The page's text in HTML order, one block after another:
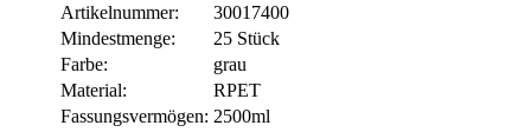
Artikelnummer:
30017400
Mindestmenge:
25 Stück
Farbe:
grau
Material:
RPET
Fassungsvermögen: 2500ml